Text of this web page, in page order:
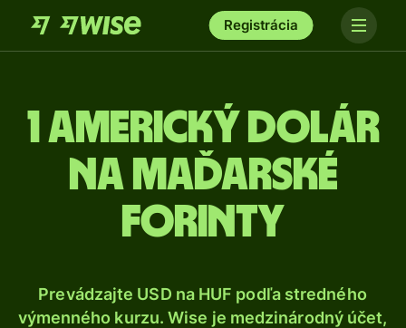
Registrácia
1 Americký dolár
na maďarské
forinty
Prevádzajte USD na HUF podľa stredného
výmenného kurzu. Wise je medzinárodný účet,